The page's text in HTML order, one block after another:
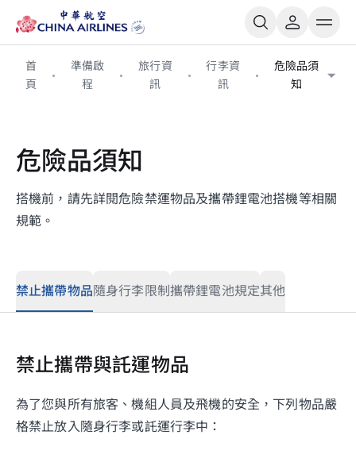
首
頁
準備啟
程
旅行資
訊
行李資
訊
危險品須
知
危險品須知
搭機前，請先詳閱危險禁運物品及攜帶鋰電池搭機等相關
規範。
禁止攜帶物品隨身行李限制 攜帶鋰電池規定其他
禁止攜帶與託運物品
為了您與所有旅客、機組人員及飛機的安全，下列物品嚴
格禁止放入隨身行李或託運行李中：